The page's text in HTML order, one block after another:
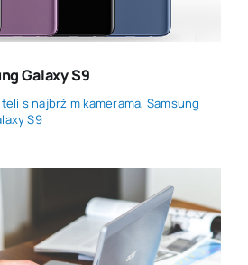
Galaxy S9
s najbržim kamerama, Samsung
S9